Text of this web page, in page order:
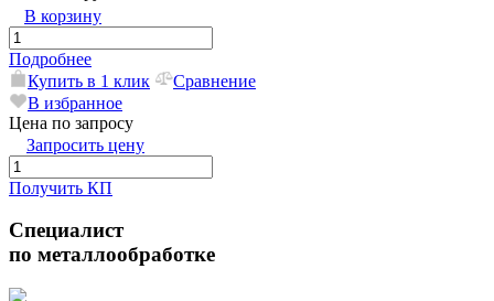
В корзину
Подробнее
Купить в 1 клик
Сравнение
В избранное
Цена по запросу
Запросить цену
Получить КП
Специалист
по металлообработке